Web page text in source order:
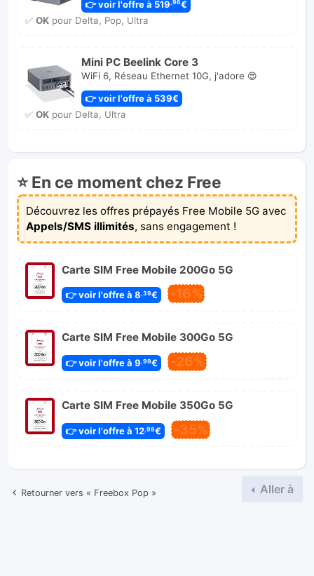
👉 voir l'offre à 519,96€
✅ OKpour Delta, Pop, Ultra
Mini PC Beelink Core 3
WiFi 6, Réseau Ethernet 10G, j'adore 😍
👉 voir l'offre à 539€
✅ OKpour Delta, Ultra
⭐ En ce moment chez Free
Découvrez les offres prépayés Free Mobile 5G avec
Appels/SMS illimités, sans engagement !
Carte SIM Free Mobile 200Go 5G
👉 voir l'offre à 8,39€ -16%
Carte SIM Free Mobile 300Go 5G
👉 voir l'offre à 9 ,99€ -26%
Carte SIM Free Mobile 350Go 5G
👉 voir l'offre à 12,99€ -35%
Retourner vers « Freebox Pop » Aller à